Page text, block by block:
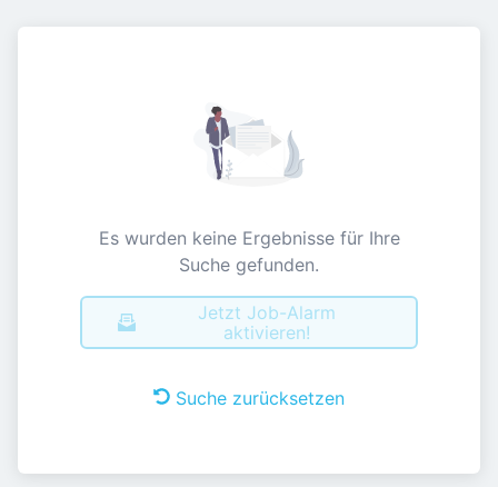
Es wurden keine Ergebnisse für Ihre
Suche gefunden.
Jetzt Job-Alarm
aktivieren!
Suche zurücksetzen